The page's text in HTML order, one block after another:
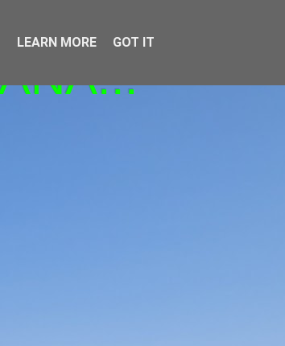
LEARN MORE GOT IT